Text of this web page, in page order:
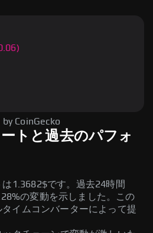
トと過去のパフォ
1.3682$です。過去24時間
の変動を示しました。この
イムコンバーターによって提
by CoinGecko